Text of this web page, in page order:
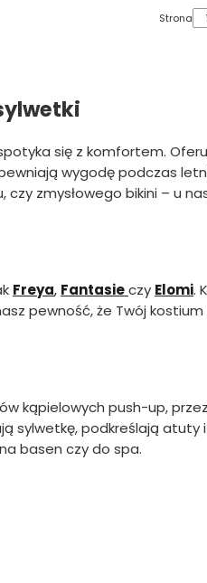
Strona
się z komfortem.
wygodę podczas
zmysłowego bikini – u
Freya, Fantasieczy Elomi.
pewność, że Twój
kąpielowych push-up,
sylwetkę, podkreślają atuty
basen czy do spa.